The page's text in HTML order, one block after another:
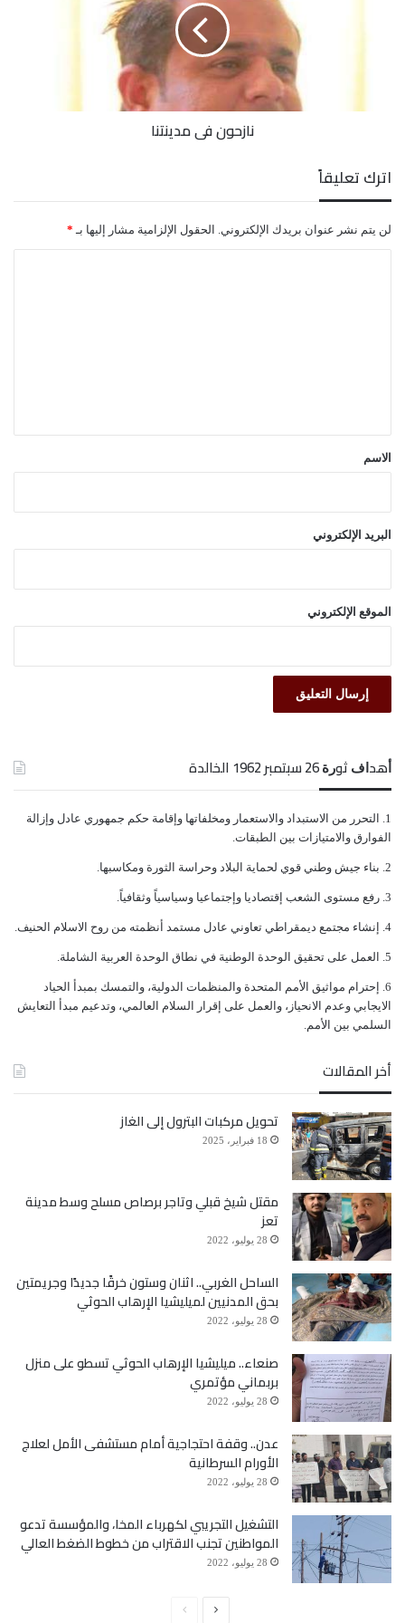
نازحون في مدينتنا
اترك تعليقاً
لن يتم نشر عنوان بريدك الإلكتروني. الحقول الإلزامية مشار إليها بـ *
*الاسم
البريد الإلكتروني
الموقع الإلكتروني
ﺃﻫﺪﺍﻑ ﺛﻮﺭﺓ 26 ﺳﺒﺘﻤﺒﺮ 1962 الخالدة
ﺍﻟﺘﺤﺮﺭ ﻣﻦ ﺍﻻﺳﺘﺒﺪﺍﺩ ﻭﺍﻻﺳﺘﻌﻤﺎﺭ ﻭﻣﺨﻠﻔﺎﺗﻬﺎ ﻭﺇﻗﺎﻣﺔ ﺣﻜﻢ ﺟﻤﻬﻮﺭﻱ ﻋﺎﺩﻝ ﻭﺇﺯﺍﻟﺔ
ﺍﻟﻔﻮﺍﺭﻕ ﻭﺍﻻﻣﺘﻴﺎﺯﺍﺕ ﺑﻴﻦ ﺍﻟﻄﺒﻘﺎﺕ.
ﺑﻨﺎﺀ ﺟﻴﺶ ﻭﻃﻨﻲ ﻗﻮﻱ ﻟﺤﻤﺎﻳﺔ ﺍﻟﺒﻼﺩ ﻭﺣﺮﺍﺳﺔ ﺍﻟﺜﻮﺭﺓ ﻭﻣﻜﺎﺳﺒﻬﺎ.
ﺭﻓﻊ ﻣﺴﺘﻮﻯ ﺍﻟﺸﻌﺐ ﺇﻗﺘﺼﺎﺩﻳﺎ ﻭﺇﺟﺘﻤﺎﻋﻴﺎ ﻭﺳﻴﺎﺳﻴﺎً ﻭﺛﻘﺎﻓﻴﺎً.
ﺇﻧﺸﺎﺀ ﻣﺠﺘﻤﻊ ﺩﻳﻤﻘﺮﺍﻃﻲ ﺗﻌﺎﻭﻧﻲ ﻋﺎﺩﻝ ﻣﺴﺘﻤﺪ ﺃﻧﻈﻤﺘﻪ ﻣﻦ ﺭﻭﺡ ﺍﻻﺳﻼﻡ ﺍﻟﺤﻨﻴﻒ.
ﺍﻟﻌﻤﻞ ﻋﻠﻰ ﺗﺤﻘﻴﻖ ﺍﻟﻮﺣﺪﺓ ﺍﻟﻮﻃﻨﻴﺔ ﻓﻲ ﻧﻄﺎﻕ ﺍﻟﻮﺣﺪﺓ ﺍﻟﻌﺮﺑﻴﺔ ﺍﻟﺸﺎﻣﻠﺔ.
ﺇﺣﺘﺮﺍﻡ ﻣﻮﺍﺛﻴﻖ الأﻣﻢ ﺍﻟﻤﺘﺤﺪﺓ ﻭﺍﻟﻤﻨﻈﻤﺎﺕ ﺍﻟﺪﻭﻟﻴﺔ، ﻭﺍﻟﺘﻤﺴﻚ ﺑﻤﺒﺪﺃ ﺍﻟﺤﻴﺎﺩ
ﺍﻻﻳﺠﺎﺑﻲ ﻭﻋﺪﻡ ﺍﻻﻧﺤﻴﺎﺯ، ﻭﺍﻟﻌﻤﻞ ﻋﻠﻰ ﺇﻗﺮﺍﺭ ﺍﻟﺴﻼﻡ ﺍﻟﻌﺎﻟﻤﻲ، ﻭﺗﺪﻋﻴﻢ ﻣﺒﺪﺃ ﺍﻟﺘﻌﺎﻳﺶ
ﺍﻟﺴﻠﻤﻲ ﺑﻴﻦ ﺍﻷﻣﻢ.
أخر المقالات
تحويل مركبات البترول إلى الغاز
18 فبراير، 2025
مقتل شيخ قبلي وتاجر برصاص مسلح وسط مدينة
تعز
28 يوليو، 2022
الساحل الغربي.. اثنان وستون خرقًا جديدًا وجريمتين
بحق المدنيين لميليشيا الإرهاب الحوثي
28 يوليو، 2022
صنعاء.. ميليشيا الإرهاب الحوثي تسطو على منزل
بربماني مؤتمري
28 يوليو، 2022
عدن.. وقفة احتجاجية أمام مستشفى الأمل لعلاج
الأورام السرطانية
28 يوليو، 2022
التشغيل التجريبي لكهرباء المخا، والمؤسسة تدعو
المواطنين تجنب الاقتراب من خطوط الضغط العالي
28 يوليو، 2022
الصفحةالصفحة